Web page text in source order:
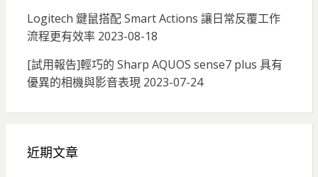
Logitech 鍵鼠搭配 Smart Actions 讓日常反覆工作
流程更有效率 2023-08-18
[試用報告]輕巧的 Sharp AQUOS sense7 plus 具有
優異的相機與影音表現 2023-07-24
近期文章